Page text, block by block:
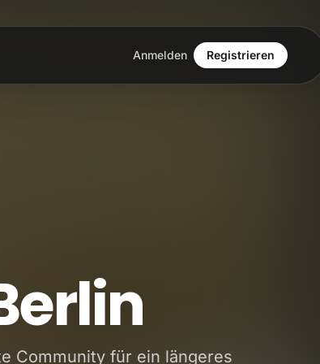
Anmelden Registrieren
Community für ein längeres